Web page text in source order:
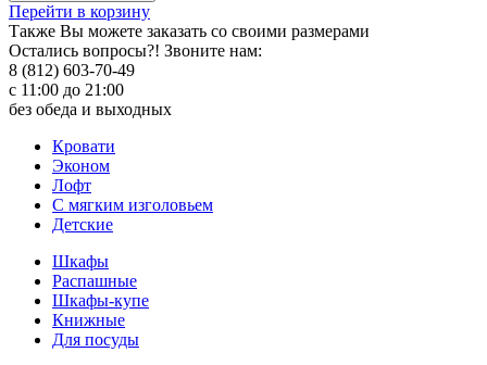
Перейти в корзину
Также Вы можете заказать со своими размерами
Остались вопросы?! Звоните нам:
8 (812) 603-70-49
с 11:00 до 21:00
без обеда и выходных
Кровати
Эконом
Лофт
С мягким изголовьем
Детские
Шкафы
Распашные
Шкафы-купе
Книжные
Для посуды